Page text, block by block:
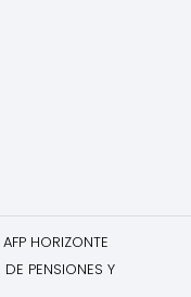
AFP HORIZONTE
PENSIONES Y